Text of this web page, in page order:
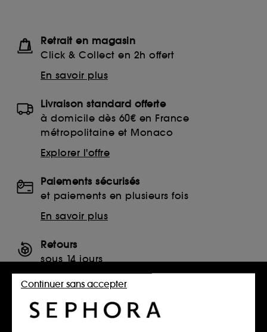
Retrait en magasin
Click & Collect en 2h offert
En savoir plus
Livraison standard offerte
à domicile dès 60€ en France
métropolitaine et Monaco
Explorer l'offre
Paiements sécurisés
et paiements en plusieurs fois
En savoir plus
Retours
sous 14 jours
Retourner mon article
SERVICES, CONTACT ET CONDITIONS DES OFFRES
Continuer sans accepter